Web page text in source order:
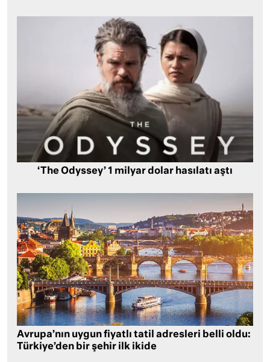
‘The Odyssey’ 1 milyar dolar hasılatı aştı
Avrupa’nın uygun fiyatlı tatil adresleri belli oldu:
Türkiye’den bir şehir ilk ikide